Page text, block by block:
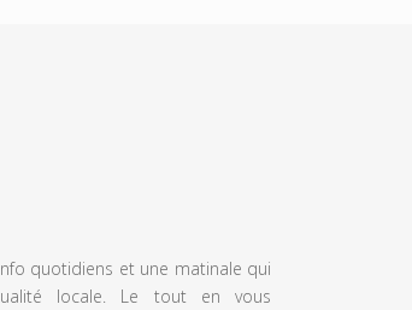
quotidiens et une matinale qui
locale. Le tout en vous